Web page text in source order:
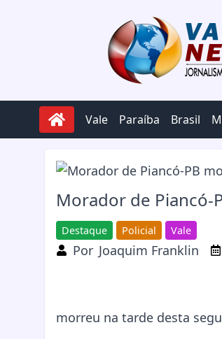
Vale Paraíba Brasil
Morador de
Destaque Policial Vale
Por Joaquim Franklin
morreu na tarde desta